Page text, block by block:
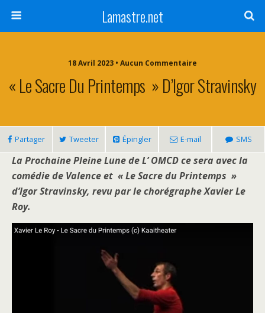
Lamastre.net
18 Avril 2023 • Aucun Commentaire
« Le Sacre Du Printemps » D’Igor Stravinsky
Partager Tweeter Épingler E-mail SMS
La Prochaine Pleine Lune de L’ OMCD ce sera avec la
comédie de Valence et « Le Sacre du Printemps »
d’Igor Stravinsky, revu par lechorégraphe Xavier Le
Roy.